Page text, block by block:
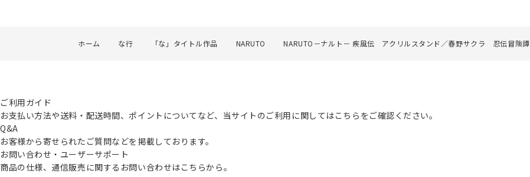
ホーム な行 「な」タイトル作品 NARUTO NARUTO－ナルト－ 疾風伝 アクリルスタンド／春野サクラ 忍伝冒険譚
ご利用ガイド
お支払い方法や送料・配送時間、ポイントについてなど、当サイトのご利用に関してはこちらをご確認ください。
Q&A
お客様から寄せられたご質問などを掲載しております。
お問い合わせ・ユーザーサポート
商品の仕様、通信販売に関するお問い合わせはこちらから。